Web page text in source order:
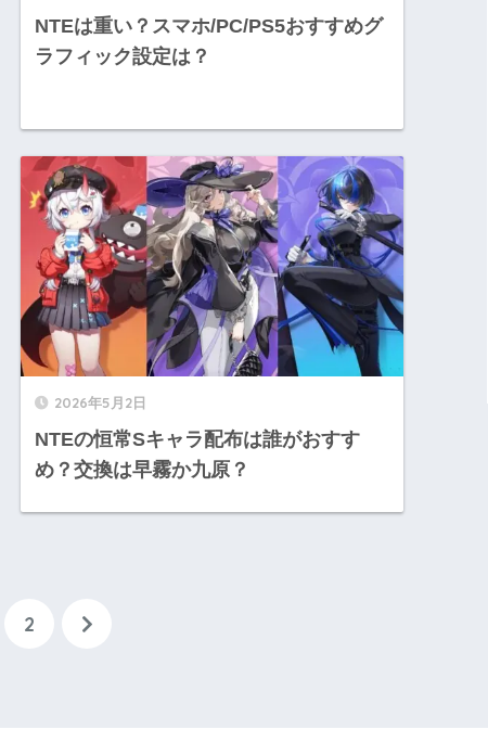
NTEは重い？スマホ/PC/PS5おすすめグ
ラフィック設定は？
2026年5月2日
NTEの恒常Sキャラ配布は誰がおすす
め？交換は早霧か九原？
2